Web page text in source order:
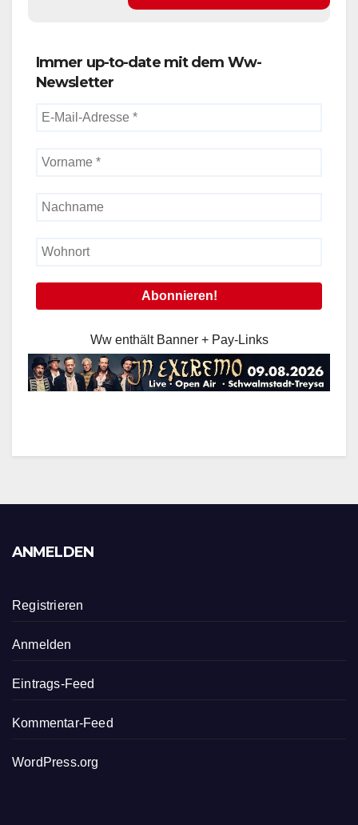
Immer up-to-date mit dem Ww-
Newsletter
Ww enthält Banner + Pay-Links
ANMELDEN
Registrieren
Anmelden
Eintrags-Feed
Kommentar-Feed
WordPress.org